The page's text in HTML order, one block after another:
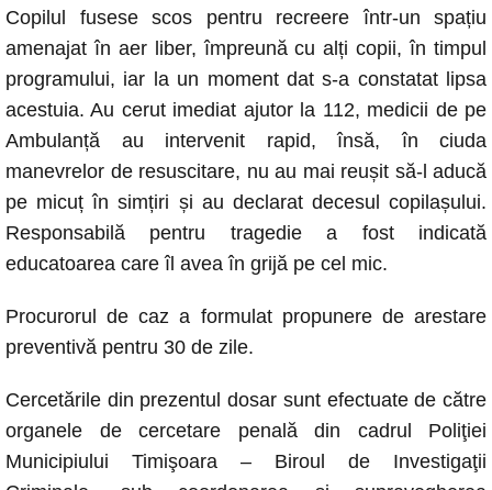
Copilul fusese scos pentru recreere într-un spațiu
amenajat în aer liber, împreună cu alți copii, în timpul
programului, iar la un moment dat s-a constatat lipsa
acestuia. Au cerut imediat ajutor la 112, medicii de pe
Ambulanță au intervenit rapid, însă, în ciuda
manevrelor de resuscitare, nu au mai reușit să-l aducă
pe micuț în simțiri și au declarat decesul copilașului.
Responsabilă pentru tragedie a fost indicată
educatoarea care îl avea în grijă pe cel mic.
Procurorul de caz a formulat propunere de arestare
preventivă pentru 30 de zile.
Cercetările din prezentul dosar sunt efectuate de către
organele de cercetare penală din cadrul Poliţiei
Municipiului Timişoara – Biroul de Investigaţii